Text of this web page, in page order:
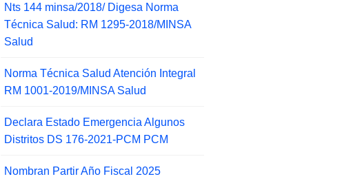
Nts 144 minsa/2018/ Digesa Norma
Técnica Salud: RM 1295-2018/MINSA
Salud
Norma Técnica Salud Atención Integral
RM 1001-2019/MINSA Salud
Declara Estado Emergencia Algunos
Distritos DS 176-2021-PCM PCM
Nombran Partir Año Fiscal 2025